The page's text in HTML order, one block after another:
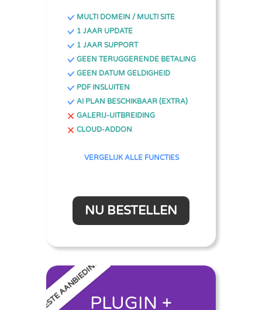
MULTI DOMEIN / MULTI SITE
1 JAAR UPDATE
1 JAAR SUPPORT
GEEN TERUGGERENDE BETALING
GEEN DATUM GELDIGHEID
PDF INSLUITEN
AI PLAN BESCHIKBAAR (EXTRA)
GALERIJ-UITBREIDING
CLOUD-ADDON
VERGELIJK ALLE FUNCTIES
NU BESTELLEN
BESTE AANBIEDINGPLUGIN +